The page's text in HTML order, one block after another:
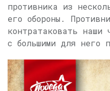
противника из
его обороны.
контратаковать наши
с большими для него